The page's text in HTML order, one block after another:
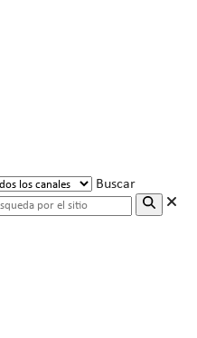
Buscar